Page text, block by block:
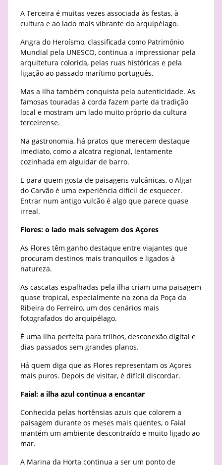
A Terceira é muitas vezes associada às festas, à
cultura e ao lado mais vibrante do arquipélago.
Angra do Heroísmo, classificada como Património
Mundial pela UNESCO, continua a impressionar pela
arquitetura colorida, pelas ruas históricas e pela
ligação ao passado marítimo português.
Mas a ilha também conquista pela autenticidade. As
famosas touradas à corda fazem parte da tradição
local e mostram um lado muito próprio da cultura
terceirense.
Na gastronomia, há pratos que merecem destaque
imediato, como a alcatra regional, lentamente
cozinhada em alguidar de barro.
E para quem gosta de paisagens vulcânicas, o Algar
do Carvão é uma experiência difícil de esquecer.
Entrar num antigo vulcão é algo que parece quase
irreal.
Flores: o lado mais selvagem dos Açores
As Flores têm ganho destaque entre viajantes que
procuram destinos mais tranquilos e ligados à
natureza.
As cascatas espalhadas pela ilha criam uma paisagem
quase tropical, especialmente na zona da Poça da
Ribeira do Ferreiro, um dos cenários mais
fotografados do arquipélago.
É uma ilha perfeita para trilhos, desconexão digital e
dias passados sem grandes planos.
Há quem diga que as Flores representam os Açores
mais puros. Depois de visitar, é difícil discordar.
Faial: a ilha azul continua a encantar
Conhecida pelas hortênsias azuis que colorem a
paisagem durante os meses mais quentes, o Faial
mantém um ambiente descontraído e muito ligado ao
mar.
A Marina da Horta continua a ser um ponto de